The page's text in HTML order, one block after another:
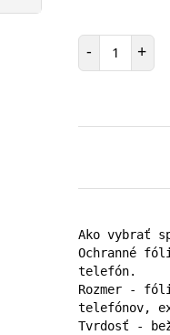
- Počet
+
Ako vybrať
Ochranné
telefón.
Rozmer -
telefónov,
Tvrdosť -